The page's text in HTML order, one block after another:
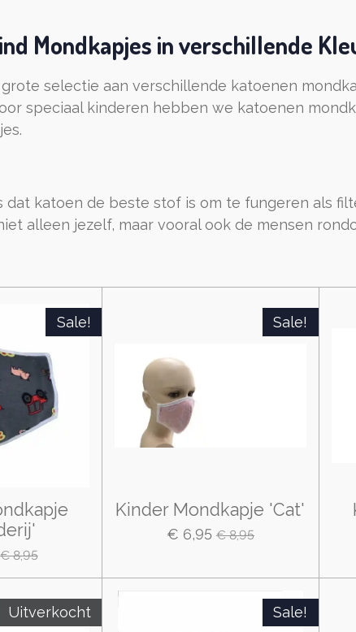
Mondkapjes in verschillende
selectie aan verschillende katoenen
speciaal kinderen hebben we katoenen
dat katoen de beste stof is om te fungeren als
alleen jezelf, maar vooral ook de mensen
Sale!
€ 8,95
Sale!
Kinder Mondkapje 'Cat'
€ 6,95 € 8,95
Uitverkocht Sale!